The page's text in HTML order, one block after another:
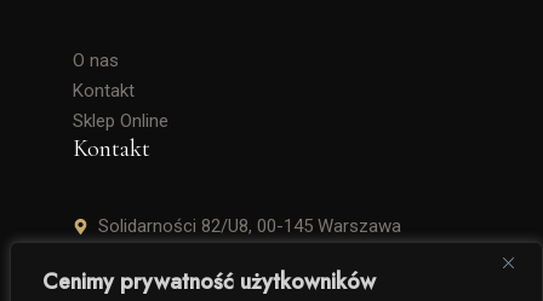
Cenimy prywatność użytkowników
O nas
Kontakt
Sklep Online
Kontakt
Solidarności 82/U8, 00-145 Warszawa
+48 506 504 900